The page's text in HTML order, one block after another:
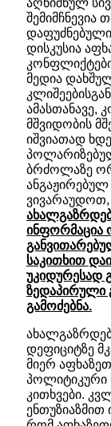
შემიმჩნევია
დისკუსია
მედია
ამასთანავე,
მშვიდობის
იშვიათად
ბრძოლაზე
ანგაჟირებულ
ინფორმაცია
საკითხით
უკიდურესად
ზედაპირული
გამოძებნა.
დეფიციტზე
მიერ
პოლიტიკური
კითხვები.
ენთუზიაზმით